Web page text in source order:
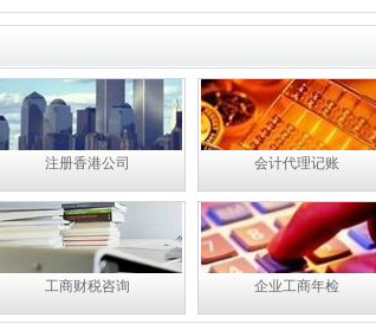
注册香港公司 会计代理记账
工商财税咨询 企业工商年检